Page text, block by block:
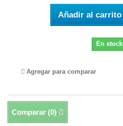
Añadir al carrito
En stock
Agregar para comparar
Comparar (0)